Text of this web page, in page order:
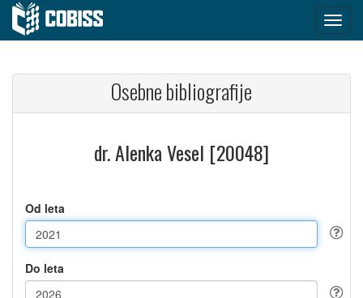
Osebne bibliografije
dr. Alenka Vesel [20048]
Od leta
Do leta